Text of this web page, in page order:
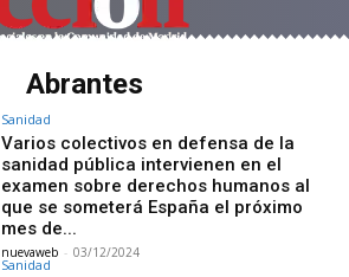
Abrantes
Sanidad
Varios colectivos en defensa de la
sanidad pública intervienen en el
examen sobre derechos humanos al
que se someterá España el próximo
mes de...
nuevaweb - 03/12/2024
Sanidad